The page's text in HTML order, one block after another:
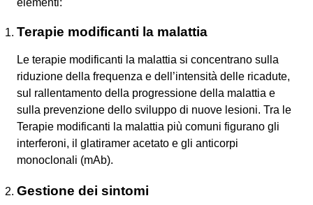
Terapie modificanti la malattia
Le terapie modificanti la malattia si concentrano sulla
riduzione della frequenza e dell’intensità delle ricadute,
sul rallentamento della progressione della malattia e
sulla prevenzione dello sviluppo di nuove lesioni. Tra le
Terapie modificanti la malattia più comuni figurano gli
interferoni, il glatiramer acetato e gli anticorpi
monoclonali (mAb).
Gestione dei sintomi